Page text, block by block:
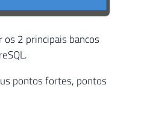
os 2 principais bancos
pontos fortes, pontos